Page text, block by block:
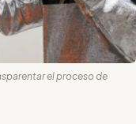
el proceso de